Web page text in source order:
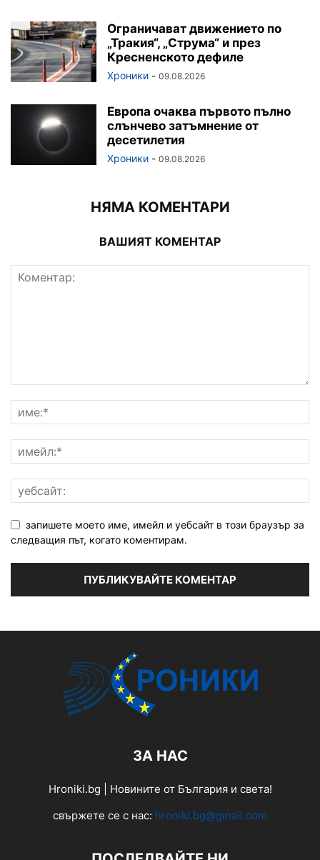
Ограничават движението по
„Тракия“, „Струма“ и през
Кресненското дефиле
Хроники - 09.08.2026
Европа очаква първото пълно
слънчево затъмнение от
десетилетия
Хроники - 09.08.2026
НЯМА КОМЕНТАРИ
ВАШИЯТ КОМЕНТАР
запишете моето име, имейл и уебсайт в този браузър за
следващия път, когато коментирам.
ЗА НАС
Hroniki.bg | Новините от България и света!
свържете се с нас: hroniki.bg@gmail.com